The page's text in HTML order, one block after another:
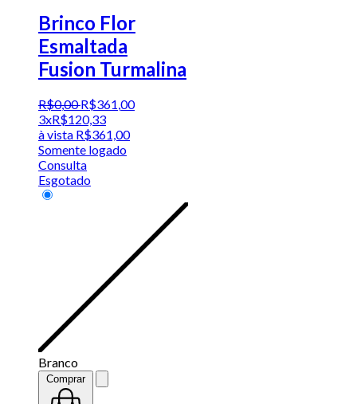
Brinco Flor
Esmaltada
Fusion Turmalina
R$0,00 R$361,00
3xR$120,33
à vista R$361,00
Somente logado
Consulta
Esgotado
Branco
Comprar